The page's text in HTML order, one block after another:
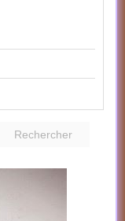
Rechercher